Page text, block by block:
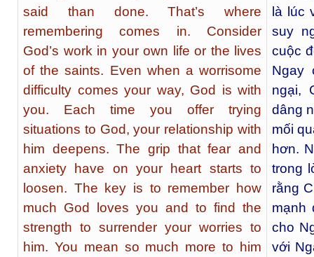
said than done. That’s where
remembering comes in. Consider
God’s work in your own life or the lives
of the saints. Even when a worrisome
difficulty comes your way, God is with
you. Each time you offer trying
situations to God, your relationship with
him deepens. The grip that fear and
anxiety have on your heart starts to
loosen. The key is to remember how
much God loves you and to find the
strength to surrender your worries to
him. You mean so much more to him
là lúc
suy
cuộc
Ngay
ngại,
dâng
mối
hơn.
trong
rằng
mạnh
cho
với